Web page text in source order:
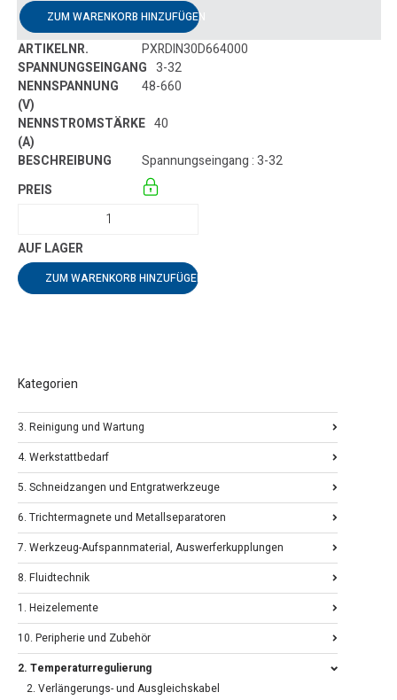
ZUM WARENKORB HINZUFÜGEN
PXRDIN30D664000
3-32
48-660
40
Spannungseingang : 3-32
ZUM WARENKORB HINZUFÜGEN
Kategorien
3. Reinigung und Wartung
4. Werkstattbedarf
5. Schneidzangen und Entgratwerkzeuge
6. Trichtermagnete und Metallseparatoren
7. Werkzeug-Aufspannmaterial, Auswerferkupplungen
8. Fluidtechnik
1. Heizelemente
10. Peripherie und Zubehör
2. Temperaturregulierung
2. Verlängerungs- und Ausgleichskabel